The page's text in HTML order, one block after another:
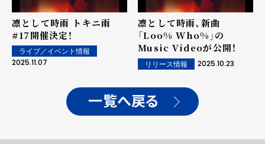
凛として時雨 トキニ雨
#17開催決定！
ライブ／イベント情報
2025.11.07
凛として時雨、新曲
「Loo% Who%」の
Music Videoが公開！
リリース情報 2025.10.23
一覧へ戻る